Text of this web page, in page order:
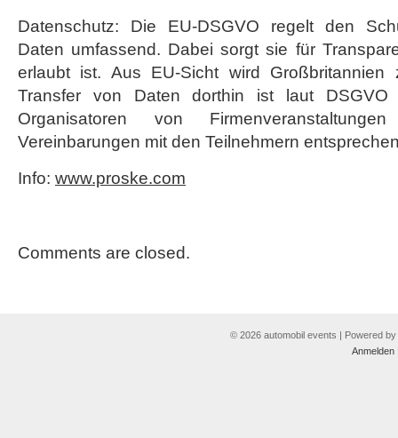
Datenschutz: Die EU-DSGVO regelt den
Daten umfassend. Dabei sorgt sie für
erlaubt ist. Aus EU-Sicht wird Großbritannien
Transfer von Daten dorthin ist laut DSGVO
Organisatoren von
Vereinbarungen mit den Teilnehmern
Info: www.proske.com
Comments are closed.
© 2026 automobil events | Powered by
Anmelden|